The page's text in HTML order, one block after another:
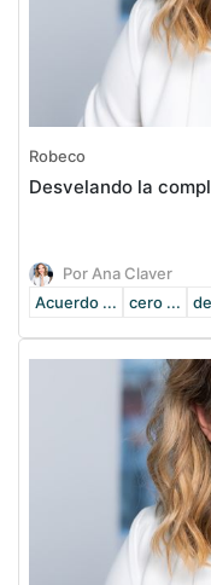
Robeco
Desvelando la
Por Ana Claver
Acuerdo ...
cero ...